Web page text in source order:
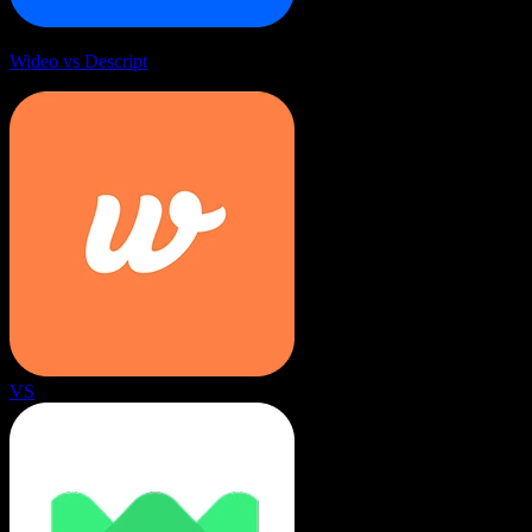
Wideo vs Descript
VS